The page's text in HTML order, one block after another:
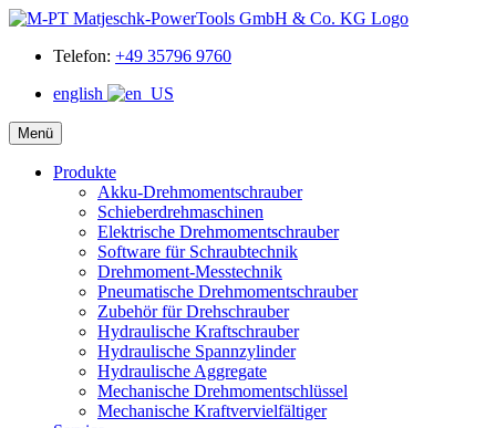
Telefon: +49 35796 9760
english
Menü
Produkte
Akku-Drehmomentschrauber
Schieberdrehmaschinen
Elektrische Drehmomentschrauber
Software für Schraubtechnik
Drehmoment-Messtechnik
Pneumatische Drehmomentschrauber
Zubehör für Drehschrauber
Hydraulische Kraftschrauber
Hydraulische Spannzylinder
Hydraulische Aggregate
Mechanische Drehmomentschlüssel
Mechanische Kraftvervielfältiger